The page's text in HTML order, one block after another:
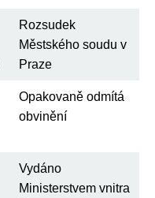
Rozsudek
Městského soudu v
Praze
Opakovaně odmítá
obvinění
Vydáno
Ministerstvem vnitra